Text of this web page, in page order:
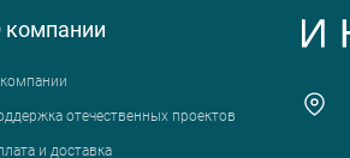
компании
отечественных проектов
и доставка